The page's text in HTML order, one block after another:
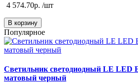
4 574.70р. /шт
В корзину
Популярное
Светильник светодиодный LE LED
матовый черный